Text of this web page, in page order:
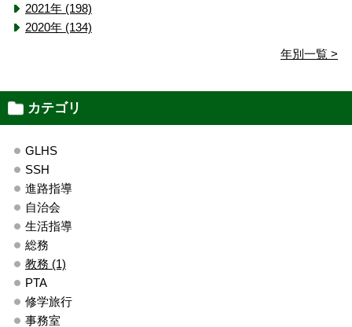
2021年 (198)
2020年 (134)
年別一覧 >
カテゴリ
GLHS
SSH
進路指導
自治会
生活指導
総務
教務 (1)
PTA
修学旅行
事務室